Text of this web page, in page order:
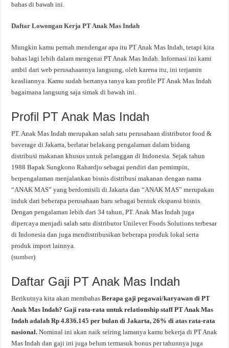
bahas di bawah ini.
Daftar Lowongan Kerja PT Anak Mas Indah
Mungkin kamu pernah mendengar apa itu PT Anak Mas Indah, tetapi kita
bahas lagi lebih dalam mengenai PT Anak Mas Indah. Informasi ini kami
ambil dari web perusahaannya langsung, oleh karena itu, ini terjamin
keasliannya. Kamu sudah bertanya tanya kan profile PT Anak Mas Indah
bagaimana langsung saja simak di bawah ini.
Profil PT Anak Mas Indah
PT. Anak Mas Indah merupakan salah satu perusahaan distributor food &
baverage di Jakarta, berlatar belakang pengalaman dalam bidang
distribusi makanan khusus untuk pelanggan di Indonesia. Sejak tahun
1988 Bapak Sungkono Rahardjo sebagai pendiri dan pemimpin,
berpengalaman menjalankan bisnis distribusi makanan dengan nama
“ANAK MAS” yang berdomisili di Jakarta dan “ANAK MAS” merupakan
induk dari beberapa perusahaan baru sebagai bentuk ekspansi bisnis.
Dengan pengalaman lebih dari 34 tahun, PT. Anak Mas Indah juga
dipercaya menjadi salah satu distributor Unilever Foods Solutions terbesar
di Indonesia dan juga mendistribusikan beberapa produk lokal serta
produk import lainnya.
(sumber)
Daftar Gaji PT Anak Mas Indah
Berikutnya kita akan membahasBerapa gaji pegawai/karyawan di PT
Anak Mas Indah? Gaji rata-rata untuk relationship staff PT Anak Mas
Indah adalah Rp 4.836.145 per bulan di Jakarta, 26% di atas rata-rata
nasional.Nominal ini akan naik seiring lamanya kamu bekerja di PT Anak
Mas Indah dan gaji ini juga belum termasuk bonus per tahunnya juga